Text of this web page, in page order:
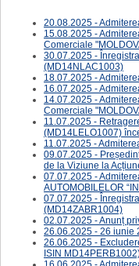
20.08.2025 -
15.08.2025 -
Comerciale
30.07.2025 -
(MD14NLAC1003)
18.07.2025 -
16.07.2025 -
14.07.2025 -
Comerciale
11.07.2025 -
(MD14LELO1007)
11.07.2025 -
09.07.2025 -
de la Viziune la
07.07.2025 -
AUTOMOBILELOR
07.07.2025 -
(MD14ZABR1004)
02.07.2025 - Anunț
26.06.2025 - 26 iunie
26.06.2025 -
ISIN